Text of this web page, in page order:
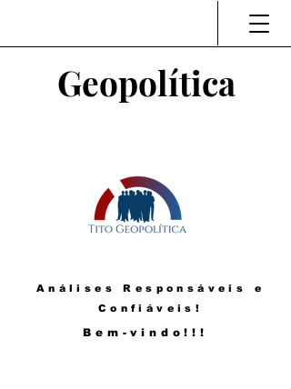
Geopolítica
Análises Responsáveis e
Confiáveis!
Bem-vindo!!!